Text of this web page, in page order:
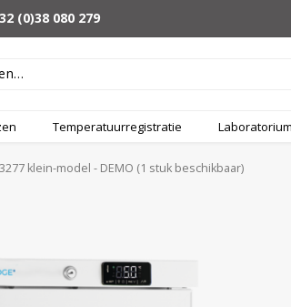
(0)38 080 279
Temperatuurregistratie
klein-model - DEMO (1 stuk beschikbaar)